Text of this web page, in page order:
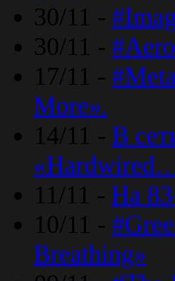
30/11 -
30/11 -
17/11 -
More».
14/11 - В
11/11 - На
10/11 -
Breathing»